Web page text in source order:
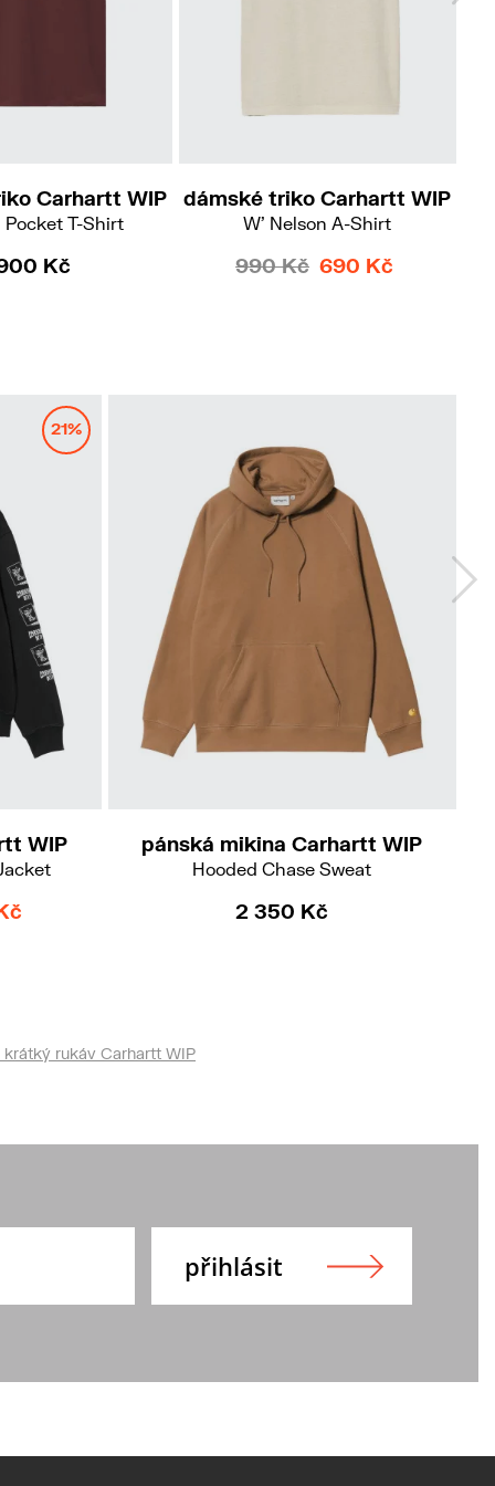
Carhartt WIP
Pocket T-Shirt
Kč
dámské triko Carhartt WIP
W' Nelson A-Shirt
990 Kč 690 Kč
21%
WIP pánská mikina Carhartt WIP
Hooded Chase Sweat
2 350 Kč
krátký rukáv Carhartt WIP